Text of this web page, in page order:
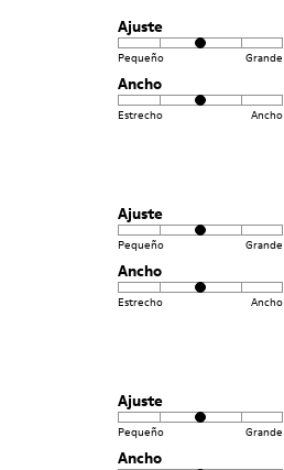
Ajuste
Pequeño Grande
Ancho
Estrecho Ancho
Ajuste
Pequeño Grande
Ancho
Estrecho Ancho
Ajuste
Pequeño Grande
Ancho